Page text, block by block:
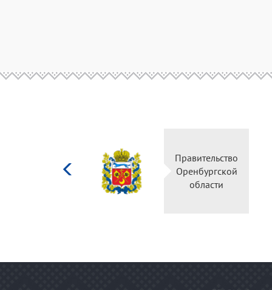
культуры
Российской
Правительство
Оренбургской
области